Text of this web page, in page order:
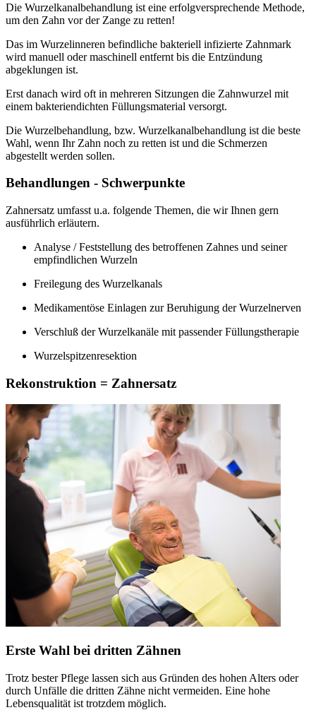
Die Wurzelkanalbehandlung ist eine erfolgversprechende Methode,
um den Zahn vor der Zange zu retten!
Das im Wurzelinneren befindliche bakteriell infizierte Zahnmark
wird manuell oder maschinell entfernt bis die Entzündung
abgeklungen ist.
Erst danach wird oft in mehreren Sitzungen die Zahnwurzel mit
einem bakteriendichten Füllungsmaterial versorgt.
Die Wurzelbehandlung, bzw. Wurzelkanalbehandlung ist die beste
Wahl, wenn Ihr Zahn noch zu retten ist und die Schmerzen
abgestellt werden sollen.
Behandlungen - Schwerpunkte
Zahnersatz umfasst u.a. folgende Themen, die wir Ihnen gern
ausführlich erläutern.
Analyse / Feststellung des betroffenen Zahnes und seiner
empfindlichen Wurzeln
Freilegung des Wurzelkanals
Medikamentöse Einlagen zur Beruhigung der Wurzelnerven
Verschluß der Wurzelkanäle mit passender Füllungstherapie
Wurzelspitzenresektion
Rekonstruktion = Zahnersatz
Erste Wahl bei dritten Zähnen
Trotz bester Pflege lassen sich aus Gründen des hohen Alters oder
durch Unfälle die dritten Zähne nicht vermeiden. Eine hohe
Lebensqualität ist trotzdem möglich.